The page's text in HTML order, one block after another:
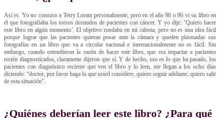
Así es. Yo no conozco a Terry Lorant personalmente, pero en el año 98 o 96 vi su libro en
el que fotografiaba los torsos desnudos de pacientes con cáncer. Y yo dije: ‘Quiero hacer
este libro en algún momento’. El objetivo rondaba en mi cabeza, pero no es una idea fácil
porque lograr que las pacientes quieran posar ante la cámara y queden plasmadas sus
fotografías en un libro que va a circular nacional e internacionalmente no es fácil. Sin
embargo, cuando entendieron la razón de hacer este libro, que era impactar a pacientes
recién diagnosticados, claramente dijeron que sí. Y de hecho, eso es lo que ha pasado, los
pacientes con diagnóstico reciente que ven el libro y lo leen, me llegan a los ocho días
diciendo: “doctor, por favor haga lo que usted considere, quiero seguir adelante, quiero salir
de esta situación”.
¿Quiénes deberían leer este libro? ¿Para qué